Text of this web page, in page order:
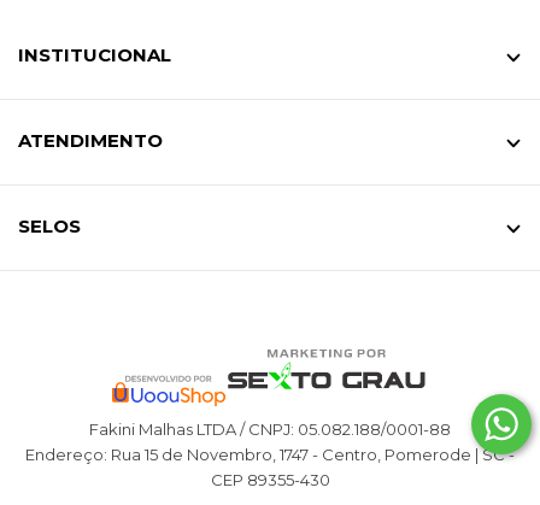
INSTITUCIONAL
ATENDIMENTO
SELOS
Fakini Malhas LTDA / CNPJ: 05.082.188/0001-88
Endereço: Rua 15 de Novembro, 1747 - Centro, Pomerode | SC -
CEP 89355-430